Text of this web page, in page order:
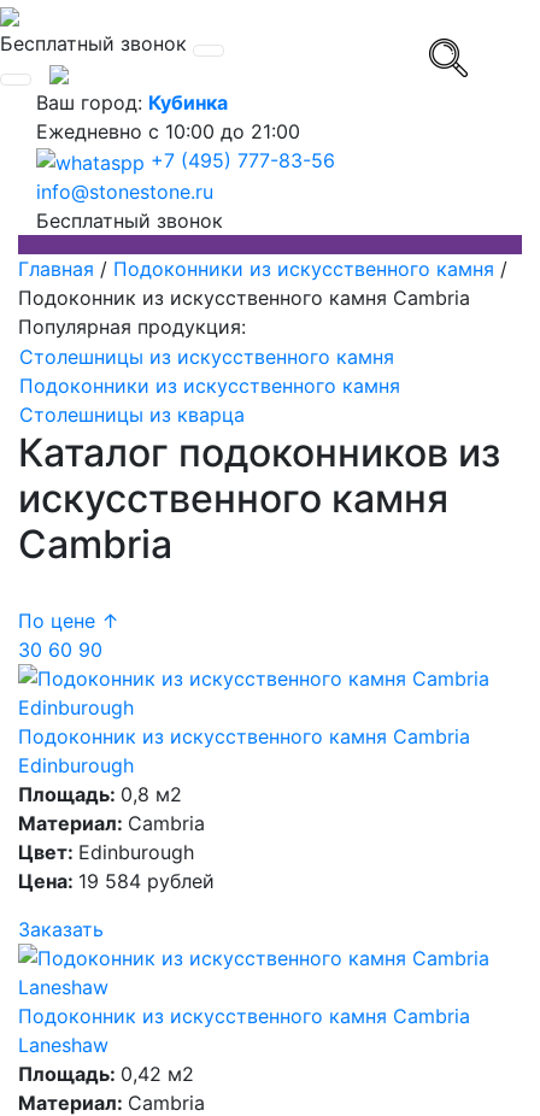
Бесплатный звонок
Ваш город: Кубинка
Ежедневно с 10:00 до 21:00
+7 (495) 777-83-56
info@stonestone.ru
Бесплатный звонок
Главная / Подоконники из искусственного камня /
Подоконник из искусственного камня Cambria
Популярная продукция:
Столешницы из искусственного камня
Подоконники из искусственного камня
Столешницы из кварца
Каталог подоконников из
искусственного камня
Cambria
По цене ↑
30 60 90
Подоконник из искусственного камня Cambria
Edinburough
Площадь: 0,8 м2
Материал: Cambria
Цвет: Edinburough
Цена: 19 584 рублей
Заказать
Подоконник из искусственного камня Cambria
Laneshaw
Площадь: 0,42 м2
Материал: Cambria